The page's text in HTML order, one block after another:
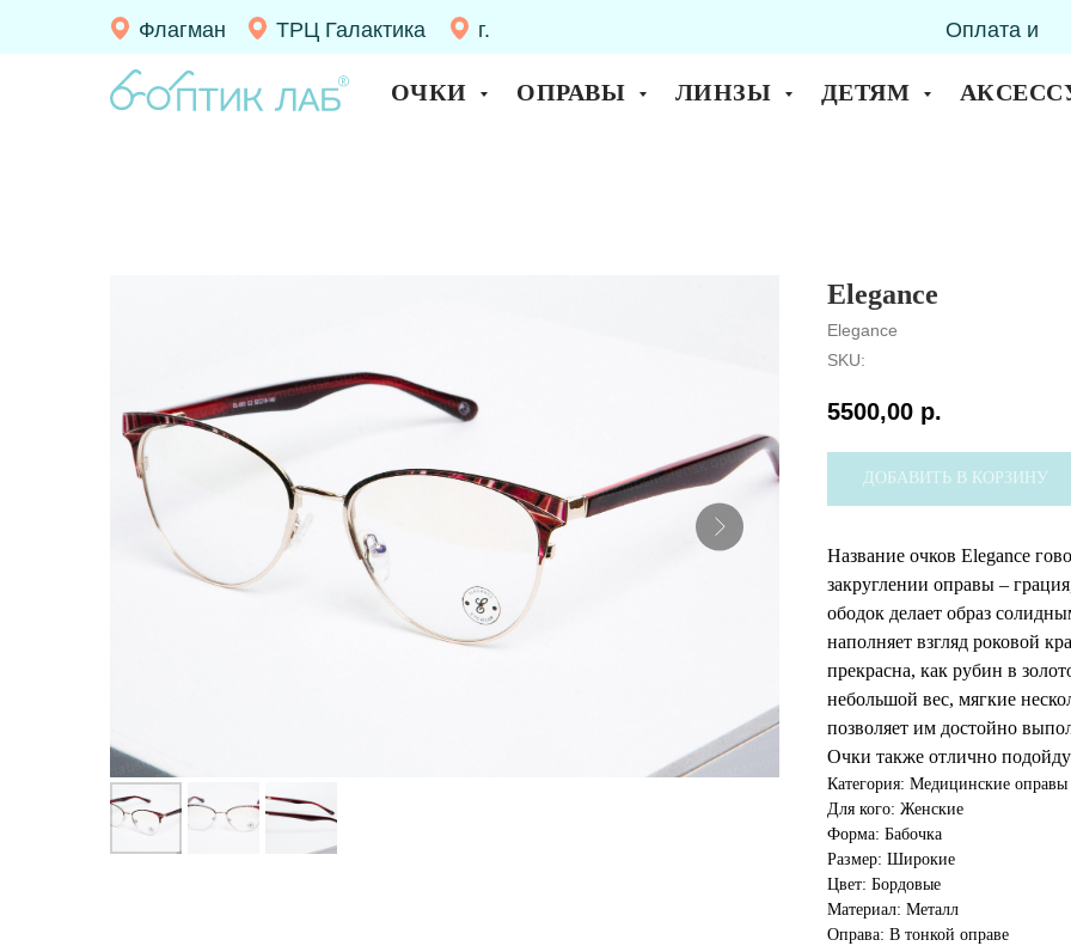
Флагман ТРЦ Галактика
Оплата и
г.
ОЧКИ ОПРАВЫ ЛИНЗЫ ДЕТЯМ
Elegance
Elegance
SKU:
5500,00 р.
ДОБАВИТЬ В КОРЗИНУ
Название очков Elegance
закруглении оправы –
ободок делает образ
наполняет взгляд роковой
прекрасна, как рубин в
небольшой вес, мягкие
позволяет им достойно
Очки также отлично
Категория: Медицинские оправы
Для кого: Женские
Форма: Бабочка
Размер: Широкие
Цвет: Бордовые
Материал: Металл
Оправа: В тонкой оправе